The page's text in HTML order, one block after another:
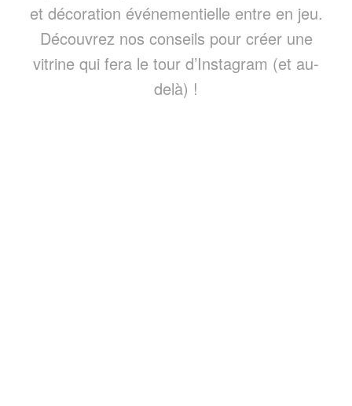
et décoration événementielle entre en jeu.
Découvrez nos conseils pour créer une
vitrine qui fera le tour d’Instagram (et au-
delà) !